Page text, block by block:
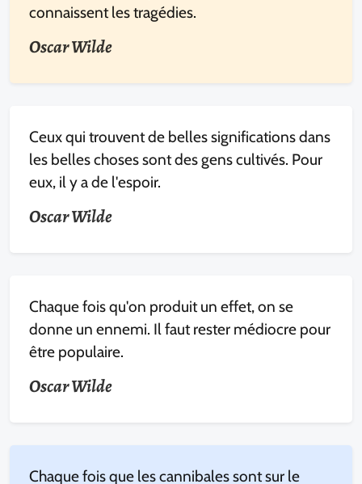
connaissent les tragédies.
Oscar Wilde
Ceux qui trouvent de belles significations dans
les belles choses sont des gens cultivés. Pour
eux, il y a de l'espoir.
Oscar Wilde
Chaque fois qu'on produit un effet, on se
donne un ennemi. Il faut rester médiocre pour
être populaire.
Oscar Wilde
Chaque fois que les cannibales sont sur le